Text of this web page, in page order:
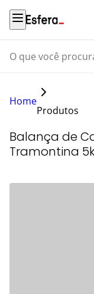
O que você procura?
Home
Produtos
Balança de
Tramontina